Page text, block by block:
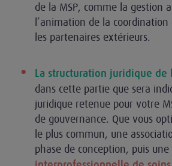
de la MSP, comme la gestion
l’animation de la
les partenaires extérieurs.
La structuration juridique de
dans cette partie que sera
juridique retenue pour votre
de gouvernance. Que vous
le plus commun, une
phase de conception, puis une